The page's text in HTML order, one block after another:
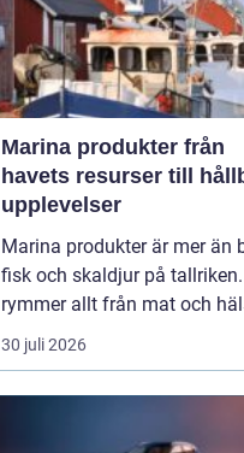
Marina produkter från
havets resurser till
upplevelser
Marina produkter är mer än
fisk och skaldjur på
rymmer allt från mat och
30 juli 2026